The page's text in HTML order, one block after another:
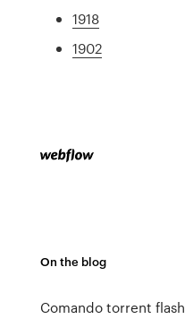
1918
1902
On the blog
Comando torrent flash